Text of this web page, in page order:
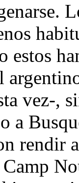
estos
vez-,
a
rendir